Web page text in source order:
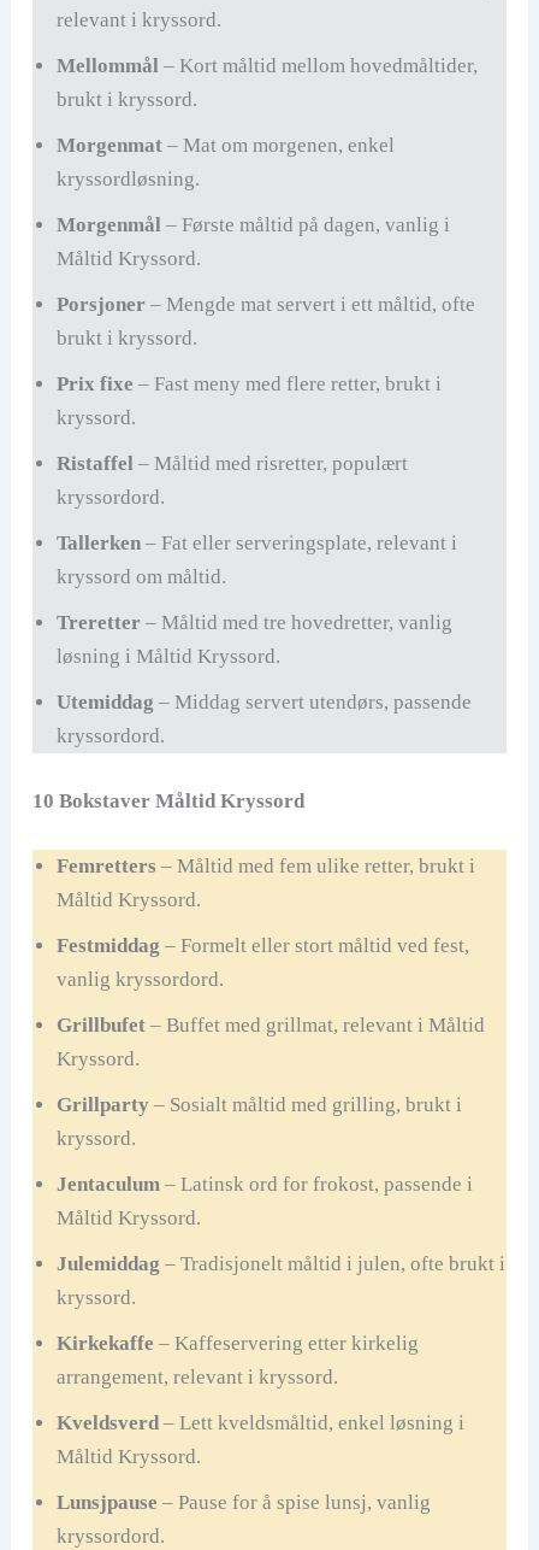
relevant i kryssord.
Mellommål– Kort måltid mellom hovedmåltider,
brukt i kryssord.
Morgenmat– Mat om morgenen, enkel
kryssordløsning.
Morgenmål– Første måltid på dagen, vanlig i
Måltid Kryssord.
Porsjoner – Mengde mat servert i ett måltid, ofte
brukt i kryssord.
Prix fixe – Fast meny med flere retter, brukt i
kryssord.
Ristaffel– Måltid med risretter, populært
kryssordord.
Tallerken– Fat eller serveringsplate, relevant i
kryssord om måltid.
Treretter – Måltid med tre hovedretter, vanlig
løsning i Måltid Kryssord.
Utemiddag – Middag servert utendørs, passende
kryssordord.
10 Bokstaver Måltid Kryssord
Femretters – Måltid med fem ulike retter, brukt i
Måltid Kryssord.
Festmiddag – Formelt eller stort måltid ved fest,
vanlig kryssordord.
Grillbufet– Buffet med grillmat, relevant i Måltid
Kryssord.
Grillparty– Sosialt måltid med grilling, brukt i
kryssord.
Jentaculum– Latinsk ord for frokost, passende i
Måltid Kryssord.
Julemiddag – Tradisjonelt måltid i julen, ofte brukt i
kryssord.
Kirkekaffe – Kaffeservering etter kirkelig
arrangement, relevant i kryssord.
Kveldsverd– Lett kveldsmåltid, enkel løsning i
Måltid Kryssord.
Lunsjpause – Pause for å spise lunsj, vanlig
kryssordord.